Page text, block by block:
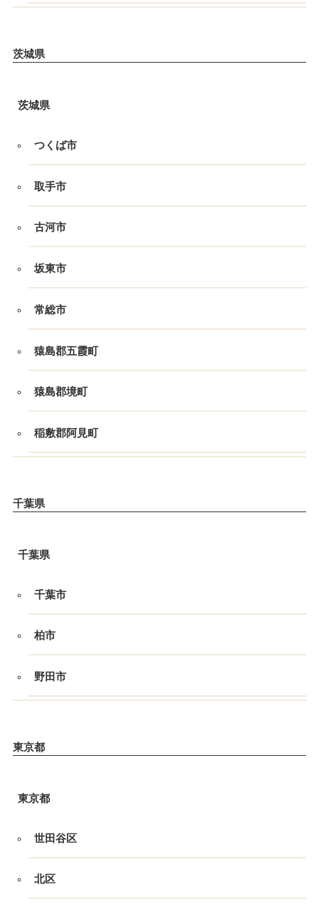
茨城県
茨城県
つくば市
取手市
古河市
坂東市
常総市
猿島郡五霞町
猿島郡境町
稲敷郡阿見町
千葉県
千葉県
千葉市
柏市
野田市
東京都
東京都
世田谷区
北区